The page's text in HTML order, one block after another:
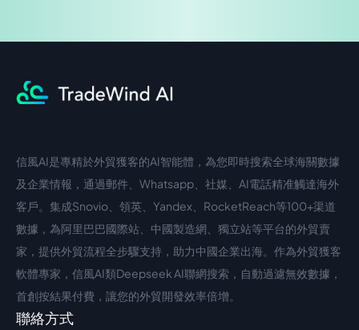
中文入口
信風AI是專精於外貿獲客的AI智能體，為您即時搜索全球海關數據
及企業情報，通過郵件、Whatsapp、社媒、AI電話精准觸達海外
客戶。集成Snovio、領英、Yandex、RocketReach等100+渠道
數據，為阿里巴巴國際站、中國製造網、獨立站等平台的外貿賣
家，提供外貿流程全步驟支持，助力中國企業出海。作為外貿獲客
軟體專家，信風AI類Deepseek AI聯網搜索，自動過濾無效數據，
首創按結果付費，讓您的外貿開發效率倍增。
聯絡方式